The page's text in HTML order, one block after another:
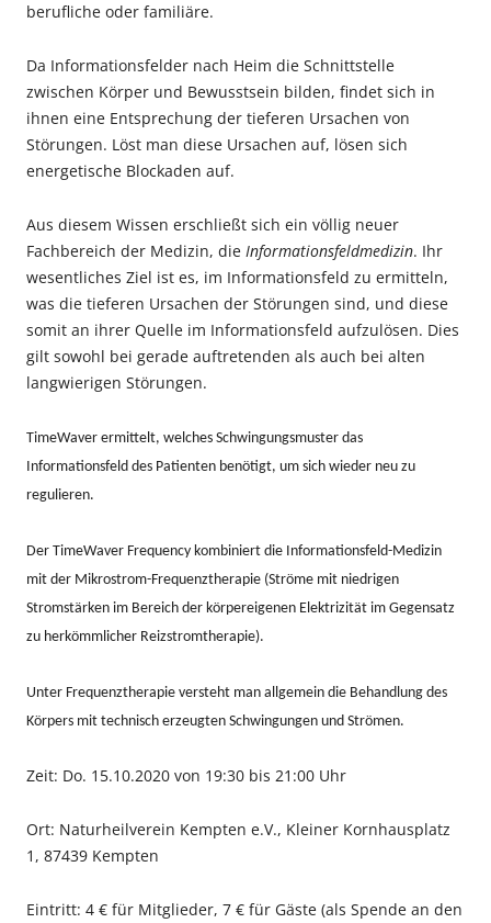
berufliche oder familiäre.
Da Informationsfelder nach Heim die Schnittstelle
zwischen Körper und Bewusstsein bilden, findet sich in
ihnen eine Entsprechung der tieferen Ursachen von
Störungen. Löst man diese Ursachen auf, lösen sich
energetische Blockaden auf.
Aus diesem Wissen erschließt sich ein völlig neuer
Fachbereich der Medizin, die Informationsfeldmedizin. Ihr
wesentliches Ziel ist es, im Informationsfeld zu ermitteln,
was die tieferen Ursachen der Störungen sind, und diese
somit an ihrer Quelle im Informationsfeld aufzulösen. Dies
gilt sowohl bei gerade auftretenden als auch bei alten
langwierigen Störungen.
TimeWaver ermittelt, welches Schwingungsmuster das
Informationsfeld des Patienten benötigt, um sich wieder neu zu
regulieren.
Der TimeWaver Frequency kombiniert die Informationsfeld-Medizin
mit der Mikrostrom-Frequenztherapie (Ströme mit niedrigen
Stromstärken im Bereich der körpereigenen Elektrizität im Gegensatz
zu herkömmlicher Reizstromtherapie).
Unter Frequenztherapie versteht man allgemein die Behandlung des
Körpers mit technisch erzeugten Schwingungen und Strömen.
Zeit: Do. 15.10.2020 von 19:30 bis 21:00 Uhr
Ort: Naturheilverein Kempten e.V., Kleiner Kornhausplatz
1, 87439 Kempten
Eintritt: 4 € für Mitglieder, 7 € für Gäste (als Spende an den